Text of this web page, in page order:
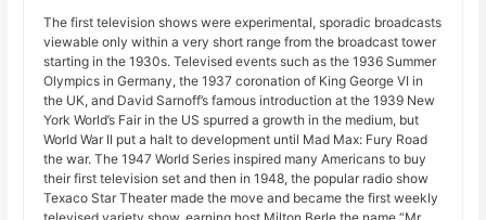
The first television shows were experimental, sporadic broadcasts
viewable only within a very short range from the broadcast tower
starting in the 1930s. Televised events such as the 1936 Summer
Olympics in Germany, the 1937 coronation of King George VI in
the UK, and David Sarnoff’s famous introduction at the 1939 New
York World’s Fair in the US spurred a growth in the medium, but
World War II put a halt to development until Mad Max: Fury Road
the war. The 1947 World Series inspired many Americans to buy
their first television set and then in 1948, the popular radio show
Texaco Star Theater made the move and became the first weekly